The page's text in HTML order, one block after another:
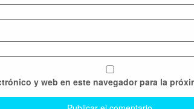
y web en este navegador para la